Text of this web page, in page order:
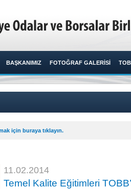
BAŞKANIMIZ FOTOĞRAF GALERİSİ
için buraya tıklayın.
11.02.2014
Temel Kalite Eğitimleri